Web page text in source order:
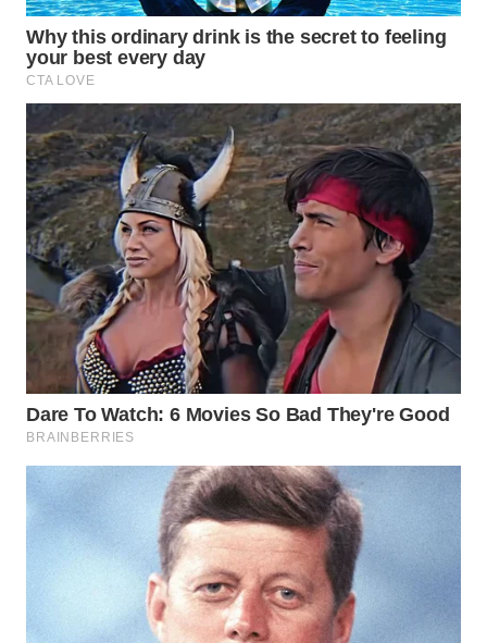
GORONTALO
WN
SULUT
WN
MALUKU
WN
MALUT
WN
DAIRI
WN
DANAU
TOBA
WN